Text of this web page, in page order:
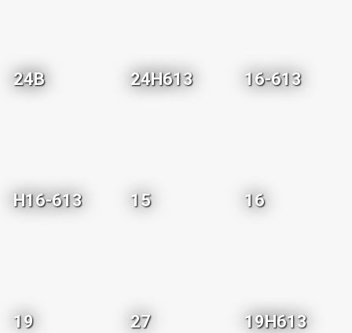
24B 24H613 16-613
H16-613 15 16
19 27 19H613